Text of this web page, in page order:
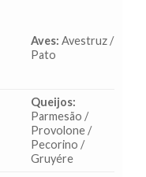
Aves: Avestruz /
Pato
Queijos:
Parmesão /
Provolone /
Pecorino /
Gruyére